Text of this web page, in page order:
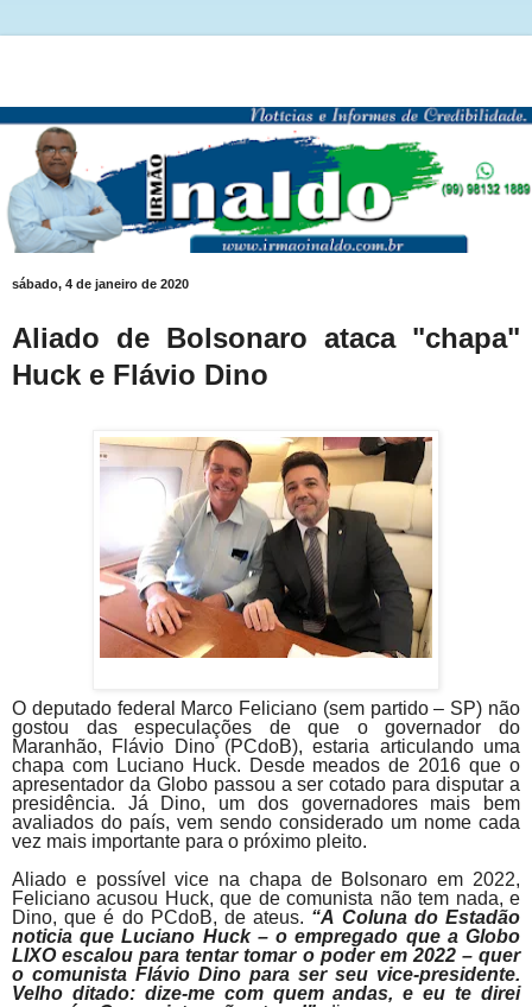
sábado, 4 de janeiro de 2020
Aliado de Bolsonaro ataca "chapa"
Huck e Flávio Dino
O deputado federal Marco Feliciano (sem partido – SP) não
gostou das especulações de que o governador do
Maranhão, Flávio Dino (PCdoB), estaria articulando uma
chapa com Luciano Huck. Desde meados de 2016 que o
apresentador da Globo passou a ser cotado para disputar a
presidência. Já Dino, um dos governadores mais bem
avaliados do país, vem sendo considerado um nome cada
vez mais importante para o próximo pleito.
Aliado e possível vice na chapa de Bolsonaro em 2022,
Feliciano acusou Huck, que de comunista não tem nada, e
Dino, que é do PCdoB, de ateus. “A Coluna do Estadão
noticia que Luciano Huck – o empregado que a Globo
LIXO escalou para tentar tomar o poder em 2022 – quer
o comunista Flávio Dino para ser seu vice-presidente.
Velho ditado: dize-me com quem andas, e eu te direi